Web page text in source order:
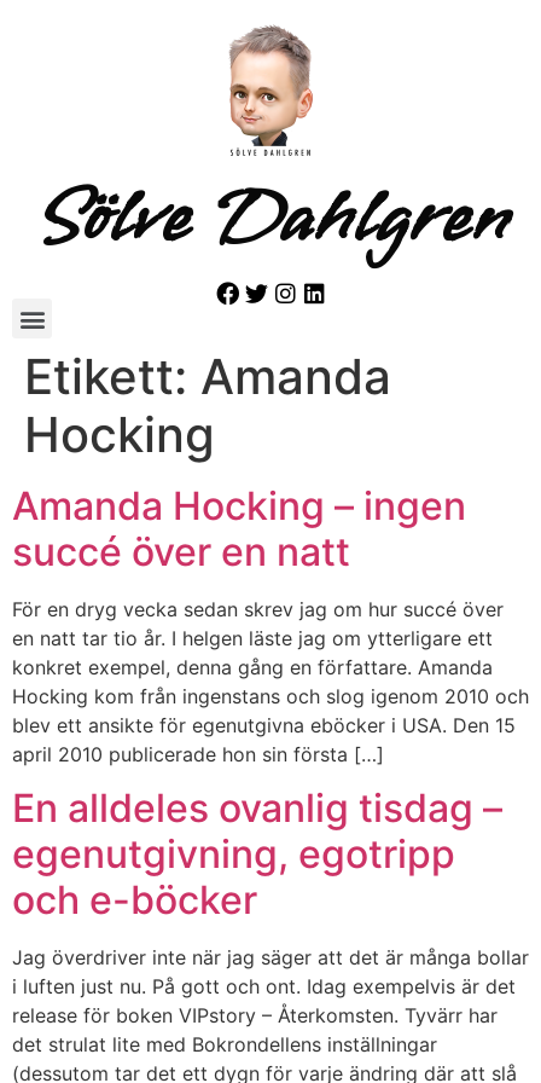
Sölve Dahlgren
Etikett: Amanda
Hocking
Amanda Hocking – ingen
succé över en natt
För en dryg vecka sedan skrev jag om hur succé över
en natt tar tio år. I helgen läste jag om ytterligare ett
konkret exempel, denna gång en författare. Amanda
Hocking kom från ingenstans och slog igenom 2010 och
blev ett ansikte för egenutgivna eböcker i USA. Den 15
april 2010 publicerade hon sin första […]
En alldeles ovanlig tisdag –
egenutgivning, egotripp
och e-böcker
Jag överdriver inte när jag säger att det är många bollar
i luften just nu. På gott och ont. Idag exempelvis är det
release för boken VIPstory – Återkomsten. Tyvärr har
det strulat lite med Bokrondellens inställningar
(dessutom tar det ett dygn för varje ändring där att slå